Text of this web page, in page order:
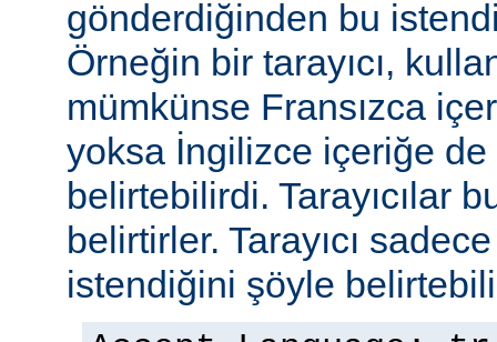
gönderdiğinden bu
Örneğin bir tarayıcı,
mümkünse Fransızca
yoksa İngilizce içeriğe de
belirtebilirdi. Tarayıcılar
belirtirler. Tarayıcı
istendiğini şöyle